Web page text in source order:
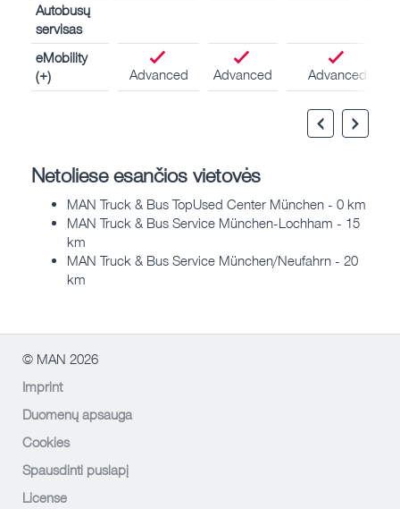
Autobusų
servisas
eMobility
(+)
Advanced Advanced Advanced
Netoliese esančios vietovės
MAN Truck & Bus TopUsed Center München - 0 km
MAN Truck & Bus Service München-Lochham - 15
km
MAN Truck & Bus Service München/Neufahrn - 20
km
© MAN 2026
Imprint
Duomenų apsauga
Cookies
Spausdinti puslapį
License